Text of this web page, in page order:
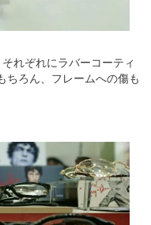
れぞれにラバーコーティ
ちろん、フレームへの傷も